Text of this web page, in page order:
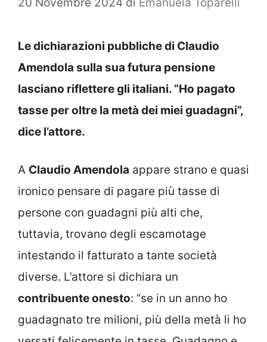
Le dichiarazioni pubbliche di Claudio
Amendola sulla sua futura pensione
lasciano riflettere gli italiani. “Ho pagato
tasse per oltre la metà dei miei guadagni”,
dice l’attore.
A Claudio Amendola appare strano e quasi
ironico pensare di pagare più tasse di
persone con guadagni più alti che,
tuttavia, trovano degli escamotage
intestando il fatturato a tante società
diverse. L’attore si dichiara un
contribuente onesto: “se in un anno ho
guadagnato tre milioni, più della metà li ho